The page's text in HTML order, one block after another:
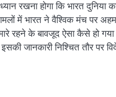
रखना होगा कि भारत
में भारत ने वैश्विक मंच पर अहम
रहने के बावजूद ऐसा कैसे हो
इसकी जानकारी निश्चित तौर पर